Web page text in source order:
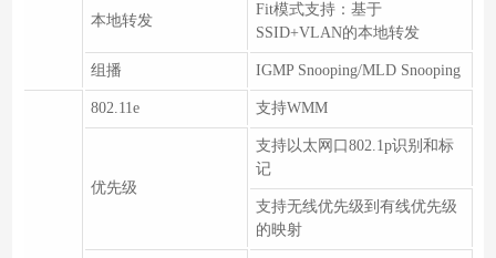
本地转发
Fit模式支持：基于
SSID+VLAN的本地转发
组播 IGMP Snooping/MLD Snooping
802.11e 支持WMM
优先级
支持以太网口802.1p识别和标
记
支持无线优先级到有线优先级
的映射